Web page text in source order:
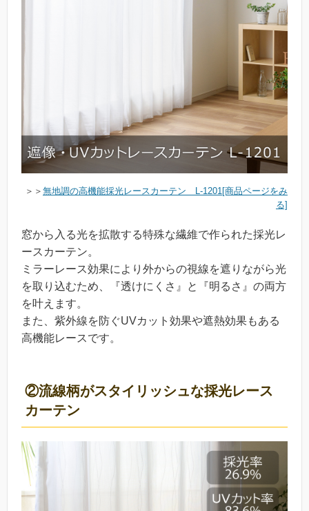
＞＞ 無地調の高機能採光レースカーテン L-1201[商品ページをみ
る]
窓から入る光を拡散する特殊な繊維で作られた採光レ
ースカーテン。
ミラーレース効果により外からの視線を遮りながら光
を取り込むため、『透けにくさ』と『明るさ』の両方
を叶えます。
また、紫外線を防ぐUVカット効果や遮熱効果もある
高機能レースです。
②流線柄がスタイリッシュな採光レース
カーテン